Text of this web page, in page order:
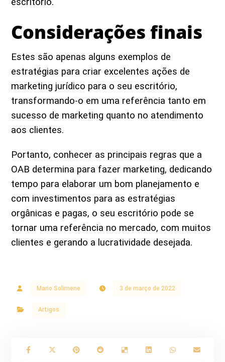
Considerações finais
Estes são apenas alguns exemplos de
estratégias para criar excelentes ações de
marketing jurídico para o seu escritório,
transformando-o em uma referência tanto em
sucesso de marketing quanto no atendimento
aos clientes.
Portanto, conhecer as principais regras que a
OAB determina para fazer marketing, dedicando
tempo para elaborar um bom planejamento e
com investimentos para as estratégias
orgânicas e pagas, o seu escritório pode se
tornar uma referência no mercado, com muitos
clientes e gerando a lucratividade desejada.
Mario Solimene 3 de março de 2022
Artigos